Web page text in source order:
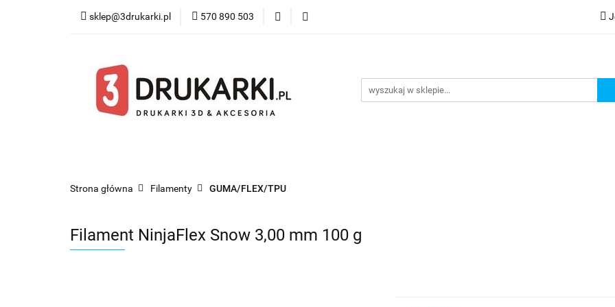
sklep@3drukarki.pl 570 890 503
Blog Bestsellery
Strona główna Filamenty GUMA/FLEX/TPU
Filament NinjaFlex Snow 3,00 mm 100 g